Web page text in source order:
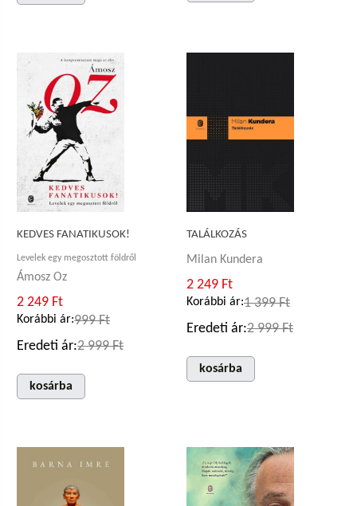
KEDVES FANATIKUSOK!
Levelek egy megosztott földről
Ámosz Oz
2 249 Ft
Korábbi ár:999 Ft
Eredeti ár:2 999 Ft
kosárba
TALÁLKOZÁS
Milan Kundera
2 249 Ft
Korábbi ár:1 399 Ft
Eredeti ár:2 999 Ft
kosárba